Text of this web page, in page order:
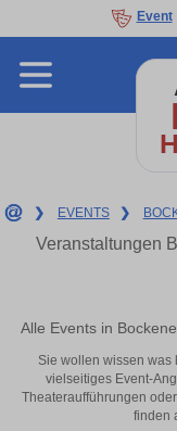
Event
❯ EVENTS ❯
Veranstaltungen
Alle Events in
Sie wollen wissen was
vielseitiges Event-
Theateraufführungen
finden